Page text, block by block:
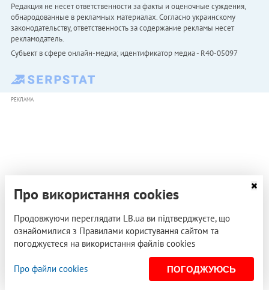
Редакция не несет ответственности за факты и оценочные суждения,
обнародованные в рекламных материалах. Согласно украинскому
законодательству, ответственность за содержание рекламы несет
рекламодатель.
Субъект в сфере онлайн-медиа; идентификатор медиа - R40-05097
РЕКЛАМА
Про використання cookies
Продовжуючи переглядати LB.ua ви підтверджуєте, що
ознайомилися з Правилами користування сайтом та
погоджуєтеся на використання файлів cookies
Про файли cookies ПОГОДЖУЮСЬ